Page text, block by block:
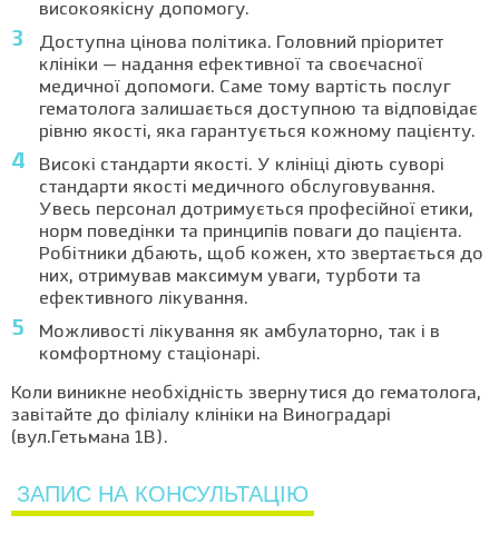
високоякісну допомогу.
Доступна цінова політика. Головний пріоритет
клініки — надання ефективної та своєчасної
медичної допомоги. Саме тому вартість послуг
гематолога залишається доступною та відповідає
рівню якості, яка гарантується кожному пацієнту.
Високі стандарти якості. У клініці діють суворі
стандарти якості медичного обслуговування.
Увесь персонал дотримується професійної етики,
норм поведінки та принципів поваги до пацієнта.
Робітники дбають, щоб кожен, хто звертається до
них, отримував максимум уваги, турботи та
ефективного лікування.
Можливості лікування як амбулаторно, так і в
комфортному стаціонарі.
Коли виникне необхідність звернутися до гематолога,
завітайте до філіалу клініки на Виноградарі
(вул.Гетьмана 1В).
ЗАПИС НА КОНСУЛЬТАЦІЮ